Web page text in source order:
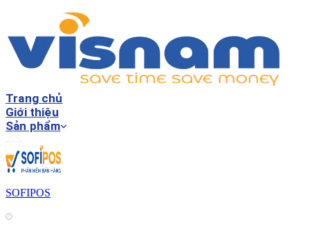
Trang chủ
Giới thiệu
Sản phẩm
SOFIPOS